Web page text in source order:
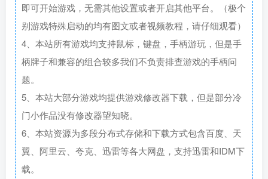
即可开始游戏，无需其他设置或者开启其他平台。（极个
别游戏特殊启动的均有图文或者视频教程，请仔细观看）
4、本站所有游戏均支持鼠标，键盘，手柄游玩，但是手
柄牌子和兼容的组合较多我们不负责排查游戏的手柄问
题。
5、本站大部分游戏均提供游戏修改器下载，但是部分冷
门小作品没有修改器望知晓。
6、本站资源为多段分布式存储和下载方式包含百度、天
翼、阿里云、夸克、迅雷等各大网盘，支持迅雷和IDM下
载。